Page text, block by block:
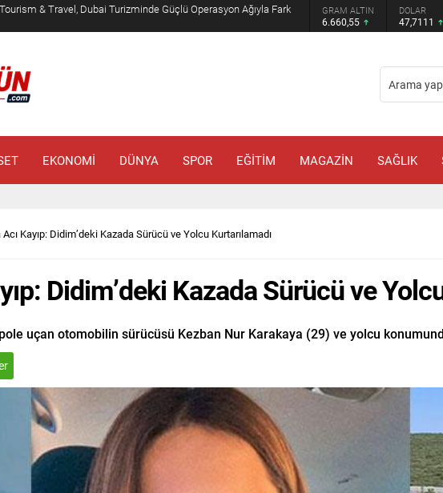
Arabistan’da Muhammed Bin Selman ve Şahbaz Şerif ileGRAM ALTIN DOLAR
47,7111
EURO
55,1881
EKONOMİ DÜNYA SPOR EĞİTİM MAGAZİN SAĞLIK
Acı Kayıp: Didim’deki Kazada Sürücü ve Yolcu Kurtarılamadı
Didim’deki Kazada Sürücü ve
uçan otomobilin sürücüsü Kezban Nur Karakaya (29) ve yolcu